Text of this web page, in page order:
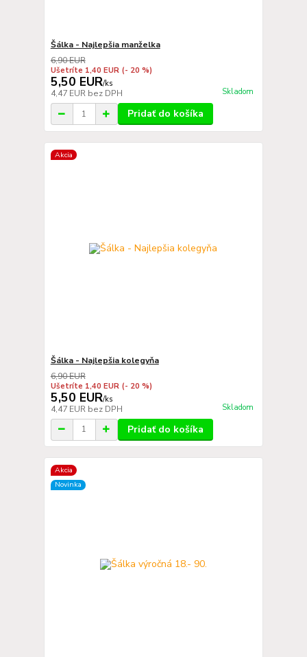
Šálka - Najlepšia manželka
6,90 EUR
Ušetríte 1,40 EUR (- 20 %)
5,50 EUR/ks
4,47 EUR bez DPH Skladom
Pridať do košíka
Akcia
Šálka - Najlepšia kolegyňa
6,90 EUR
Ušetríte 1,40 EUR (- 20 %)
5,50 EUR/ks
4,47 EUR bez DPH Skladom
Pridať do košíka
Akcia
Novinka